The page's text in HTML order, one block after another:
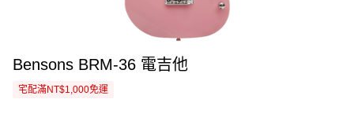
Bensons BRM-36 電吉他
宅配滿NT$1,000免運